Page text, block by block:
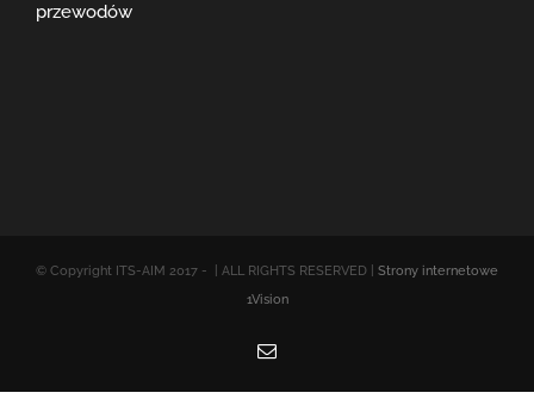
przewodów
© Copyright ITS-AIM 2017 - | ALL RIGHTS RESERVED | Strony internetowe
1Vision
Email